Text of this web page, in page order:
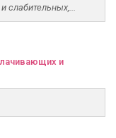
слабительных,...
и